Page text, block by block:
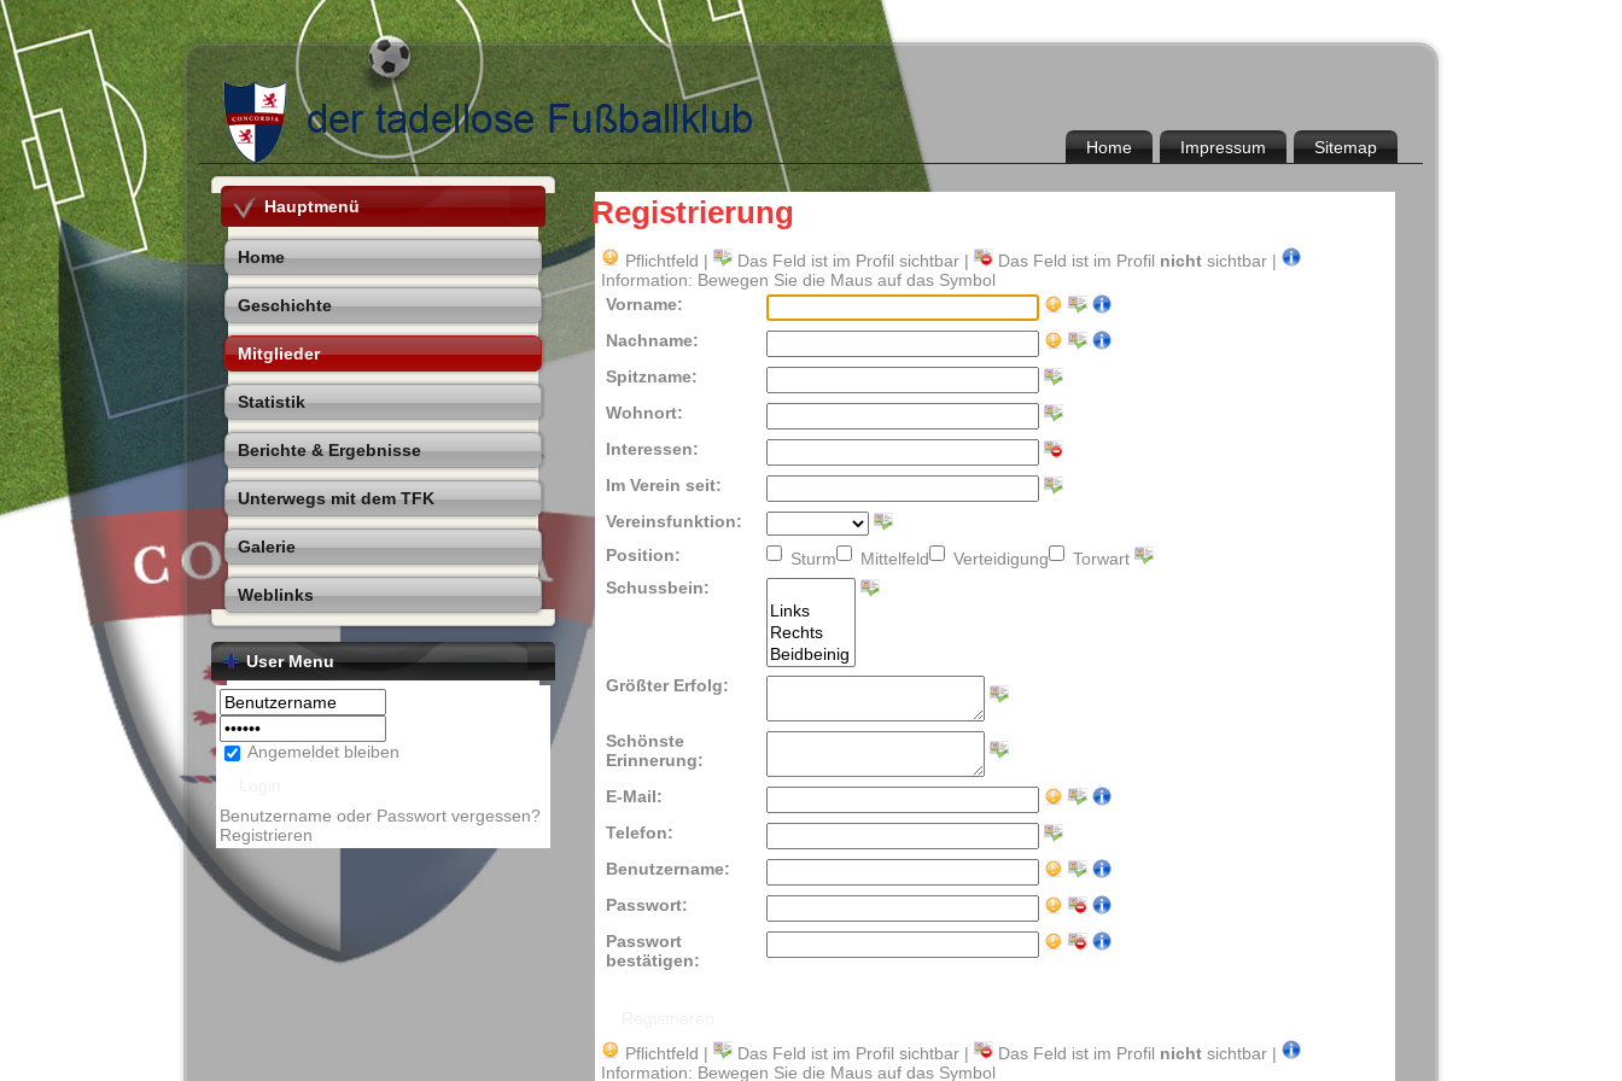
Home Impressum Sitemap
Hauptmenü
Home
Geschichte
Mitglieder
Statistik
Berichte & Ergebnisse
Unterwegs mit dem TFK
Galerie
Weblinks
User Menu
Angemeldet bleiben
Benutzername oder Passwort vergessen?
Registrieren
Registrierung
Pflichtfeld | Das Feld ist im Profil sichtbar | Das Feld ist im Profil nicht sichtbar |
Information: Bewegen Sie die Maus auf das Symbol
Vorname:
Nachname:
Spitzname:
Wohnort:
Interessen:
Im Verein seit:
Vereinsfunktion:
Position:
Sturm Mittelfeld Verteidigung
Torwart
Schussbein:
Größter Erfolg:
Schönste
Erinnerung:
E-Mail:
Telefon:
Benutzername:
Passwort:
Passwort
bestätigen:
Pflichtfeld | Das Feld ist im Profil sichtbar | Das Feld ist im Profil nicht sichtbar |
Information: Bewegen Sie die Maus auf das Symbol